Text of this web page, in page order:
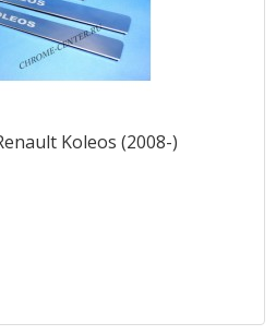
Koleos (2008-)